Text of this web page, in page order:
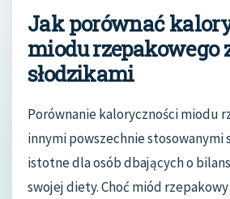
Jak porównać
miodu
słodzikami
Porównanie kaloryczności miodu
innymi powszechnie stosowanymi
istotne dla osób dbających o
swojej diety. Choć miód